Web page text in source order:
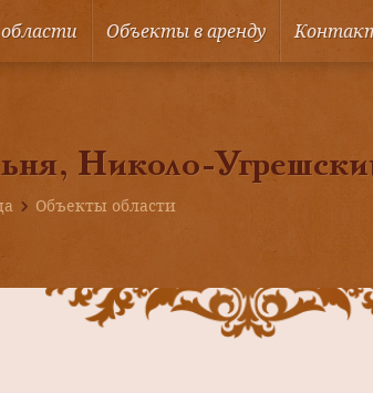
Объекты в аренду
Николо-
Объекты области